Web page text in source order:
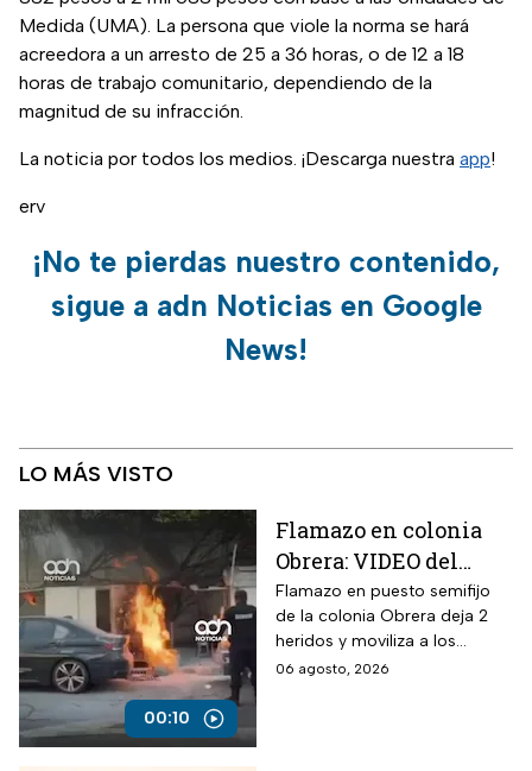
Medida (UMA). La persona que viole la norma se hará
acreedora a un arresto de 25 a 36 horas, o de 12 a 18
horas de trabajo comunitario, dependiendo de la
magnitud de su infracción.
La noticia por todos los medios. ¡Descarga nuestra app!
erv
¡No te pierdas nuestro contenido,
sigue a adn Noticias en Google
News!
LO MÁS VISTO
00:10
Flamazo en colonia
Obrera: VIDEO del
siniestro en puesto
semifijo que dejó
heridos
Flamazo en puesto semifijo
de la colonia Obrera deja 2
heridos y moviliza a los
servicios de emergencia en
06 agosto, 2026